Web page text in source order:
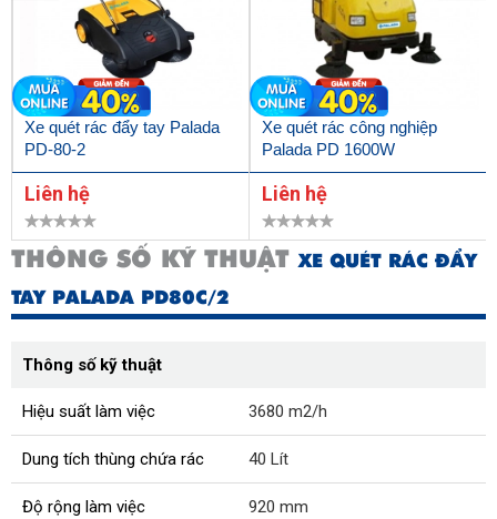
Xe quét rác đẩy tay Palada
PD-80-2
Liên hệ
Xe quét rác công nghiệp
Palada PD 1600W
Liên hệ
THÔNG SỐ KỸ THUẬTXE QUÉT RÁC ĐẨY
TAY PALADA PD80C/2
Thông số kỹ thuật
Hiệu suất làm việc 3680 m2/h
Dung tích thùng chứa rác 40 Lít
Độ rộng làm việc 920 mm